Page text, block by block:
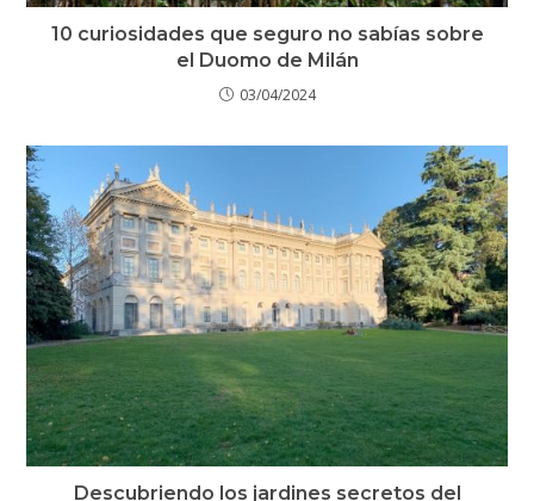
10 curiosidades que seguro no sabías sobre
el Duomo de Milán
03/04/2024
Descubriendo los jardines secretos del